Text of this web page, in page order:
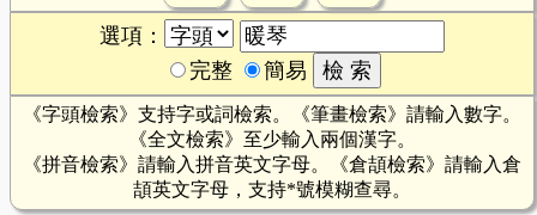
選項：
完整
簡易
《字頭檢索》支持字或詞檢索。《筆畫檢索》請輸入數字。
《全文檢索》至少輸入兩個漢字。
《拼音檢索》請輸入拼音英文字母。《倉頡檢索》請輸入倉
頡英文字母，支持*號模糊查尋。